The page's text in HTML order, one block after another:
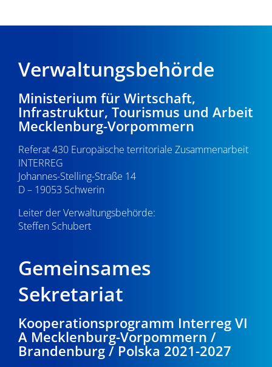
Verwaltungsbehörde
Ministerium für Wirtschaft,
Infrastruktur, Tourismus und Arbeit
Mecklenburg-Vorpommern
Referat 430 Europäische territoriale Zusammenarbeit
INTERREG
Johannes-Stelling-Straße 14
D – 19053 Schwerin
Leiter der Verwaltungsbehörde:
Steffen Schubert
Gemeinsames
Sekretariat
Kooperationsprogramm Interreg VI
A Mecklenburg-Vorpommern /
Brandenburg / Polska 2021-2027